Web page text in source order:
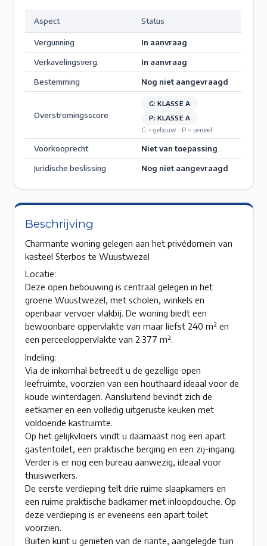
Aspect Status
Vergunning
In aanvraag
Verkavelingsverg.
In aanvraag
Bestemming
Nog niet aangevraagd
Overstromingsscore
G: KLASSE A
P: KLASSE A
G = gebouw · P = perceel
Voorkooprecht
Niet van toepassing
Juridische beslissing
Nog niet aangevraagd
Beschrijving
Charmante woning gelegen aan het privédomein van
kasteel Sterbos te Wuustwezel
Locatie:
Deze open bebouwing is centraal gelegen in het
groene Wuustwezel, met scholen, winkels en
openbaar vervoer vlakbij. De woning biedt een
bewoonbare oppervlakte van maar liefst 240 m² en
een perceeloppervlakte van 2.377 m².
Indeling:
Via de inkomhal betreedt u de gezellige open
leefruimte, voorzien van een houthaard ideaal voor de
koude winterdagen. Aansluitend bevindt zich de
eetkamer en een volledig uitgeruste keuken met
voldoende kastruimte.
Op het gelijkvloers vindt u daarnaast nog een apart
gastentoilet, een praktische berging en een zij-ingang.
Verder is er nog een bureau aanwezig, ideaal voor
thuiswerkers.
De eerste verdieping telt drie ruime slaapkamers en
een ruime praktische badkamer met inloopdouche. Op
deze verdieping is er eveneens een apart toilet
voorzien.
Buiten kunt u genieten van de riante, aangelegde tuin